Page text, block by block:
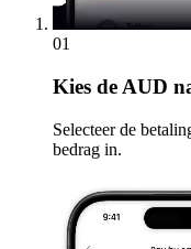
01
Kies de AUD
Selecteer de
bedrag in.